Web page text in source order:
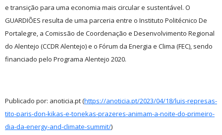
e transição para uma economia mais circular e sustentável. O
GUARDIÕES resulta de uma parceria entre o Instituto Politécnico De
Portalegre, a Comissão de Coordenação e Desenvolvimento Regional
do Alentejo (CCDR Alentejo) e o Fórum da Energia e Clima (FEC), sendo
financiado pelo Programa Alentejo 2020.
Publicado por: anoticia.pt (https://anoticia.pt/2023/04/18/luis-represas-
tito-paris-don-kikas-e-tonekas-prazeres-animam-a-noite-do-primeiro-
dia-da-energy-and-climate-summit/)